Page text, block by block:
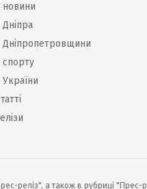
новини
Дніпропетровщини
реліз", а також в рубриці "Прес-